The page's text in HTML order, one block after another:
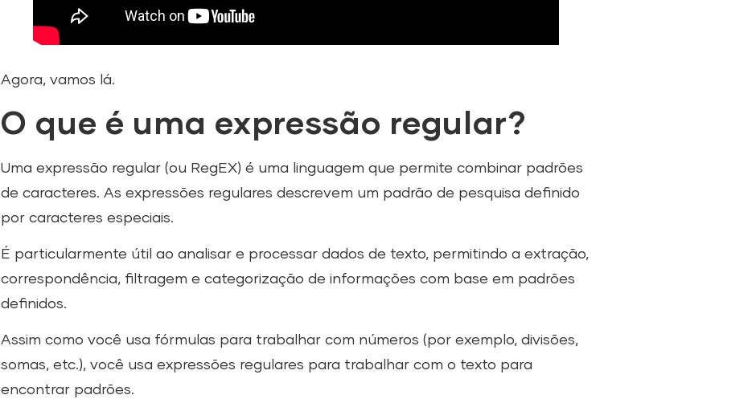
Agora, vamos lá.
O que é uma expressão regular?
Uma expressão regular (ou RegEX) é uma linguagem que permite combinar padrões
de caracteres. As expressões regulares descrevem um padrão de pesquisa definido
por caracteres especiais.
É particularmente útil ao analisar e processar dados de texto, permitindo a extração,
correspondência, filtragem e categorização de informações com base em padrões
definidos.
Assim como você usa fórmulas para trabalhar com números (por exemplo, divisões,
somas, etc.), você usa expressões regulares para trabalhar com o texto para
encontrar padrões.